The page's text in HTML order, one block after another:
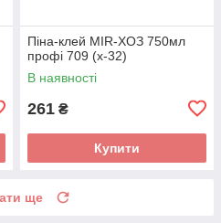
Піна-клей MIR-ХОЗ 750мл
профі 709 (х-32)
В наявності
261 ₴
Купити
ще